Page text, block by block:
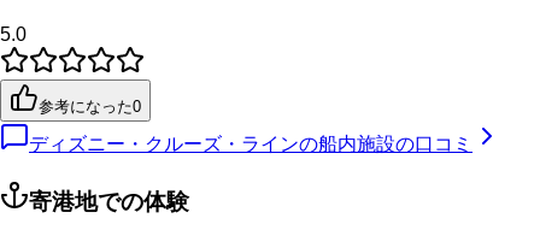
5.0
参考になった0
ディズニー・クルーズ・ラインの船内施設の口コミ
寄港地での体験